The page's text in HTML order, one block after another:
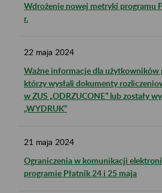
Wdrożenie nowej metryki programu
r.
22 maja 2024
Ważne informacje dla użytkowników
którzy wysłali dokumenty
w ZUS „ODRZUCONE” lub zostały
„WYDRUK”
21 maja 2024
Ograniczenia w komunikacji
programie Płatnik 24 i 25 maja